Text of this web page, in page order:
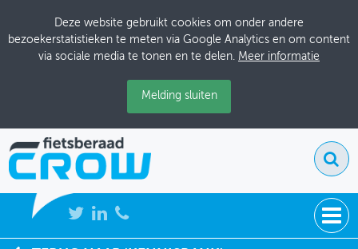
Deze website gebruikt cookies om onder andere
bezoekerstatistieken te meten via Google Analytics en om content
via sociale media te tonen en te delen. Meer informatie
Melding sluiten